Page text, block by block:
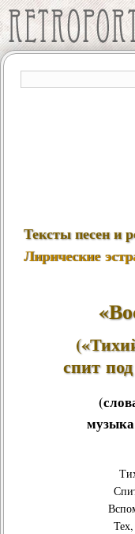
Тексты песен и
Лирические
спит